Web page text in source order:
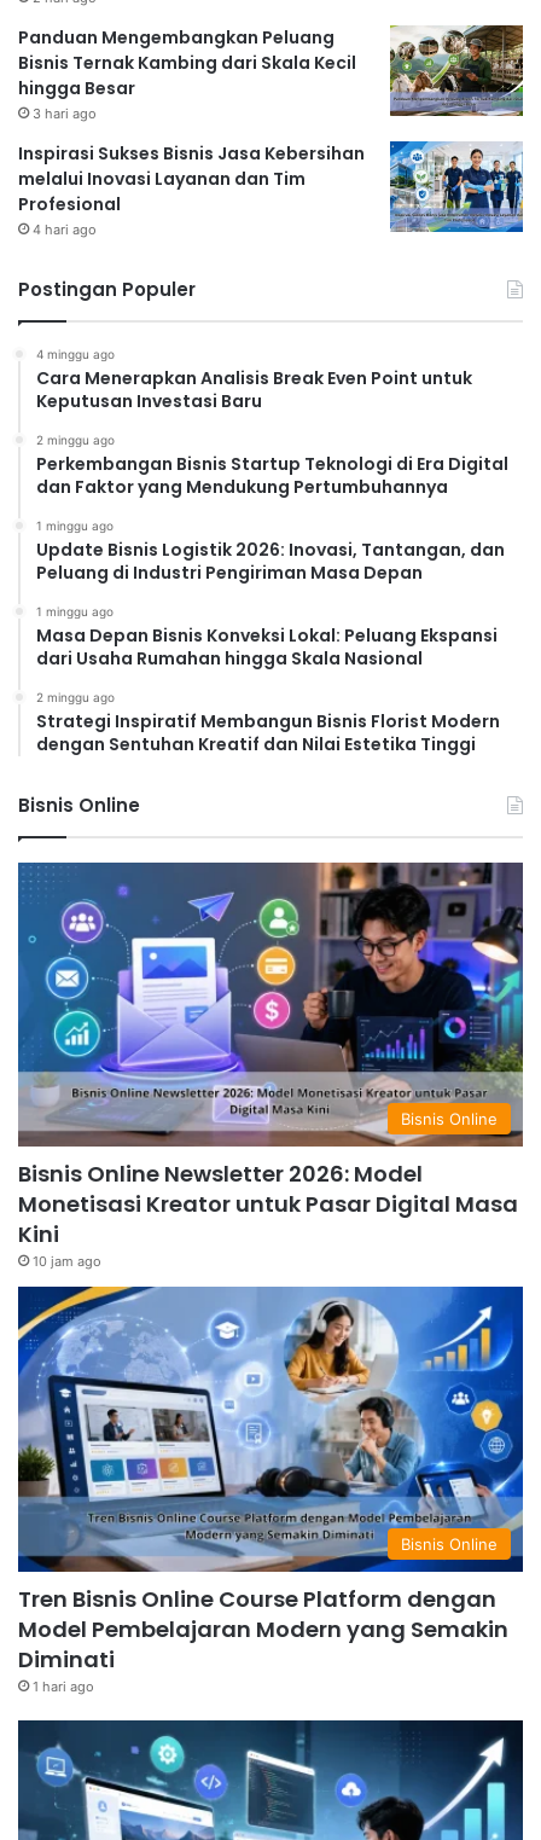
Panduan Mengembangkan Peluang
Bisnis Ternak Kambing dari Skala Kecil
hingga Besar
3 hari ago
Inspirasi Sukses Bisnis Jasa Kebersihan
melalui Inovasi Layanan dan Tim
Profesional
4 hari ago
Postingan Populer
4 minggu ago
Cara Menerapkan Analisis Break Even Point untuk
Keputusan Investasi Baru
2 minggu ago
Perkembangan Bisnis Startup Teknologi di Era Digital
dan Faktor yang Mendukung Pertumbuhannya
1 minggu ago
Update Bisnis Logistik 2026: Inovasi, Tantangan, dan
Peluang di Industri Pengiriman Masa Depan
1 minggu ago
Masa Depan Bisnis Konveksi Lokal: Peluang Ekspansi
dari Usaha Rumahan hingga Skala Nasional
2 minggu ago
Strategi Inspiratif Membangun Bisnis Florist Modern
dengan Sentuhan Kreatif dan Nilai Estetika Tinggi
Bisnis Online
Bisnis Online
Bisnis Online Newsletter 2026: Model
Monetisasi Kreator untuk Pasar Digital Masa
Kini
10 jam ago
Bisnis Online
Tren Bisnis Online Course Platform dengan
Model Pembelajaran Modern yang Semakin
Diminati
1 hari ago